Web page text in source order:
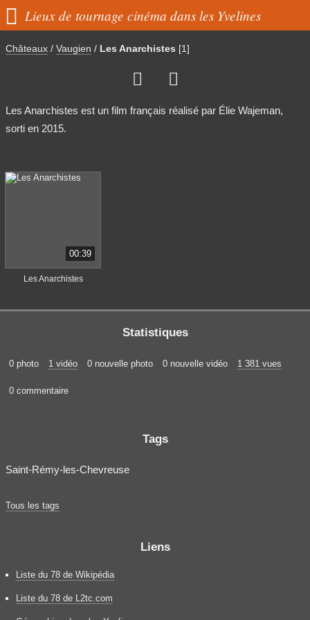
 Lieux de tournage cinéma dans les Yvelines
Châteaux / Vaugien / Les Anarchistes [1]
 
Les Anarchistes est un film français réalisé par Élie Wajeman,
sorti en 2015.
00:39
Les Anarchistes
Statistiques
0 photo 1 vidéo 0 nouvelle photo 0 nouvelle vidéo 1 381 vues
0 commentaire
Tags
Saint-Rémy-les-Chevreuse
Tous les tags
Liens
Liste du 78 de Wikipédia
Liste du 78 de L2tc.com